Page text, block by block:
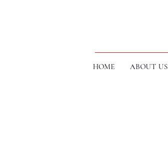
HOME ABOUT US